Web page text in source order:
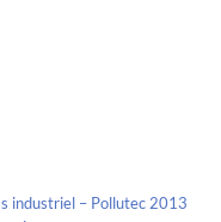
industriel – Pollutec 2013